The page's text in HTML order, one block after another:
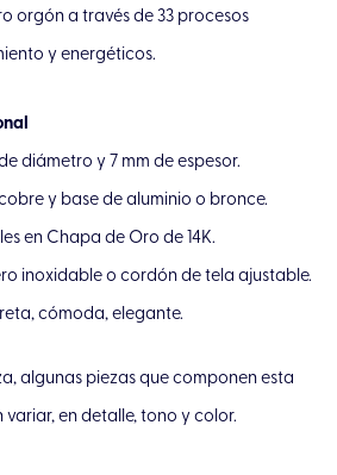
orgón a través de 33 procesos
y energéticos.
diámetro y 7 mm de espesor.
y base de aluminio o bronce.
en Chapa de Oro de 14K.
inoxidable o cordón de tela ajustable.
cómoda, elegante.
algunas piezas que componen esta
en detalle, tono y color.